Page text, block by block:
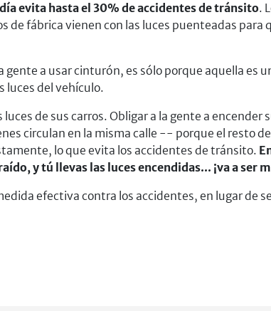
evita hasta el 30% de accidentes de tránsito.
de fábrica vienen con las luces puenteadas
a usar cinturón, es sólo porque aquella es
luces del vehículo.
de sus carros. Obligar a la gente a
circulan en la misma calle -- porque el resto
lo que evita los accidentes de tránsito.
y tú llevas las luces encendidas... ¡va a ser
efectiva contra los accidentes, en lugar de